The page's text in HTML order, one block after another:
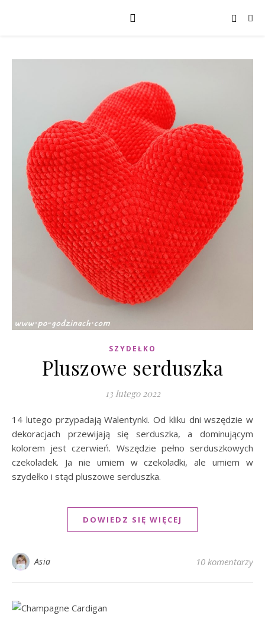
SZYDEŁKO
Pluszowe serduszka
13 lutego 2022
14 lutego przypadają Walentynki. Od kliku dni wszędzie w
dekoracjach przewijają się serduszka, a dominującym
kolorem jest czerwień. Wszędzie pełno serduszkowych
czekoladek. Ja nie umiem w czekoladki, ale umiem w
szydełko i stąd pluszowe serduszka.
DOWIEDZ SIĘ WIĘCEJ
Asia 10 komentarzy